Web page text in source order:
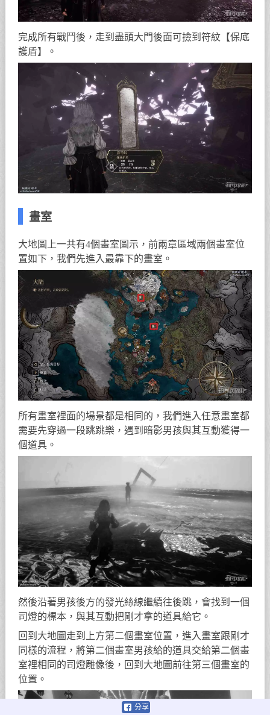
完成所有戰鬥後，走到盡頭大門後面可撿到符紋【保底
護盾】。
畫室
大地圖上一共有4個畫室圖示，前兩章區域兩個畫室位
置如下，我們先進入最靠下的畫室。
所有畫室裡面的場景都是相同的，我們進入任意畫室都
需要先穿過一段跳跳樂，遇到暗影男孩與其互動獲得一
個道具。
然後沿著男孩後方的發光絲線繼續往後跳，會找到一個
司燈的標本，與其互動把剛才拿的道具給它。
回到大地圖走到上方第二個畫室位置，進入畫室跟剛才
同樣的流程，將第二個畫室男孩給的道具交給第二個畫
室裡相同的司燈雕像後，回到大地圖前往第三個畫室的
位置。
分享